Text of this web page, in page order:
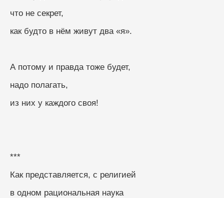
что не секрет,
как будто в нём живут два «я».
А потому и правда тоже будет,
надо полагать,
из них у каждого своя!
***
Как представляется, с религией
в одном рациональная наука